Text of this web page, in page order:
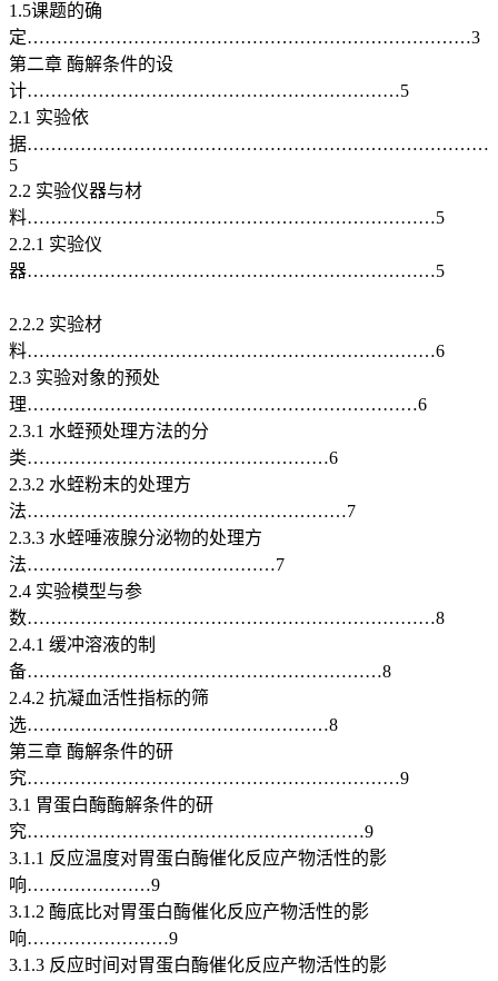
1.5课题的确
定…………………………………………………………………3
第二章 酶解条件的设
计………………………………………………………5
2.1 实验依
据……………………………………………………………………
5
2.2 实验仪器与材
料……………………………………………………………5
2.2.1 实验仪
器……………………………………………………………5
2.2.2 实验材
料……………………………………………………………6
2.3 实验对象的预处
理…………………………………………………………6
2.3.1 水蛭预处理方法的分
类……………………………………………6
2.3.2 水蛭粉末的处理方
法………………………………………………7
2.3.3 水蛭唾液腺分泌物的处理方
法……………………………………7
2.4 实验模型与参
数……………………………………………………………8
2.4.1 缓冲溶液的制
备……………………………………………………8
2.4.2 抗凝血活性指标的筛
选……………………………………………8
第三章 酶解条件的研
究………………………………………………………9
3.1 胃蛋白酶酶解条件的研
究…………………………………………………9
3.1.1 反应温度对胃蛋白酶催化反应产物活性的影
响…………………9
3.1.2 酶底比对胃蛋白酶催化反应产物活性的影
响……………………9
3.1.3 反应时间对胃蛋白酶催化反应产物活性的影